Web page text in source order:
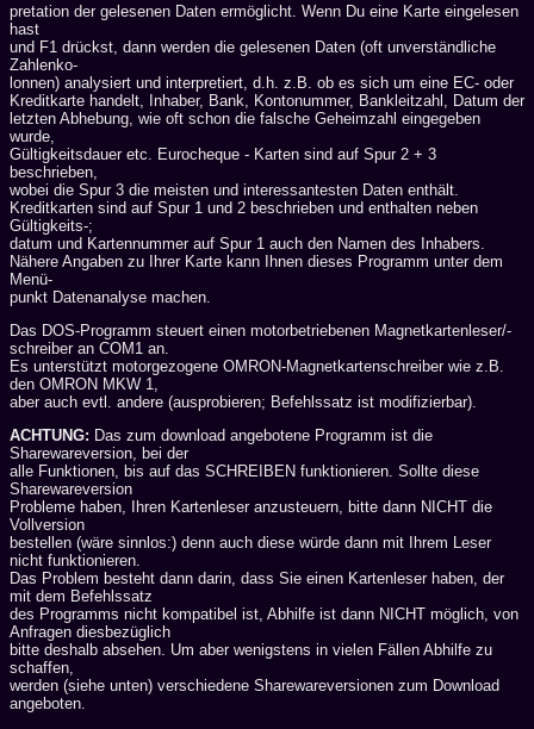
pretation der gelesenen Daten ermöglicht. Wenn Du eine Karte eingelesen
hast
und F1 drückst, dann werden die gelesenen Daten (oft unverständliche
Zahlenko-
lonnen) analysiert und interpretiert, d.h. z.B. ob es sich um eine EC- oder
Kreditkarte handelt, Inhaber, Bank, Kontonummer, Bankleitzahl, Datum der
letzten Abhebung, wie oft schon die falsche Geheimzahl eingegeben
wurde,
Gültigkeitsdauer etc. Eurocheque - Karten sind auf Spur 2 + 3
beschrieben,
wobei die Spur 3 die meisten und interessantesten Daten enthält.
Kreditkarten sind auf Spur 1 und 2 beschrieben und enthalten neben
Gültigkeits-;
datum und Kartennummer auf Spur 1 auch den Namen des Inhabers.
Nähere Angaben zu Ihrer Karte kann Ihnen dieses Programm unter dem
Menü-
punkt Datenanalyse machen.
Das DOS-Programm steuert einen motorbetriebenen Magnetkartenleser/-
schreiber an COM1 an.
Es unterstützt motorgezogene OMRON-Magnetkartenschreiber wie z.B.
den OMRON MKW 1,
aber auch evtl. andere (ausprobieren; Befehlssatz ist modifizierbar).
ACHTUNG: Das zum download angebotene Programm ist die
Sharewareversion, bei der
alle Funktionen, bis auf das SCHREIBEN funktionieren. Sollte diese
Sharewareversion
Probleme haben, Ihren Kartenleser anzusteuern, bitte dann NICHT die
Vollversion
bestellen (wäre sinnlos:) denn auch diese würde dann mit Ihrem Leser
nicht funktionieren.
Das Problem besteht dann darin, dass Sie einen Kartenleser haben, der
mit dem Befehlssatz
des Programms nicht kompatibel ist, Abhilfe ist dann NICHT möglich, von
Anfragen diesbezüglich
bitte deshalb absehen. Um aber wenigstens in vielen Fällen Abhilfe zu
schaffen,
werden (siehe unten) verschiedene Sharewareversionen zum Download
angeboten.